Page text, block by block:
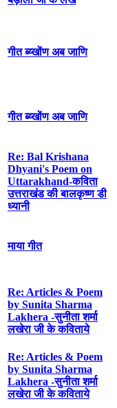
गीत ब्य्खोंण अब जाणि
गीत ब्य्खोंण अब जाणि
Re: Bal Krishana
Dhyani's Poem on
Uttarakhand-कविता
उत्तराखंड की बालकृष्ण डी
ध्यानी
माया गीत
Re: Articles & Poem
by Sunita Sharma
Lakhera -सुनीता शर्मा
लखेरा जी के कविताये
Re: Articles & Poem
by Sunita Sharma
Lakhera -सुनीता शर्मा
लखेरा जी के कविताये